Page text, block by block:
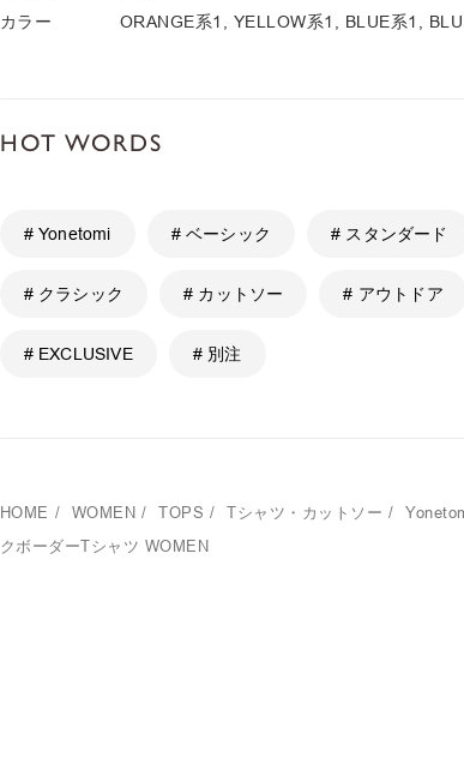
カラー
ORANGE系1, YELLOW系1, BLUE系1,
HOT WORDS
# Yonetomi # ベーシック # スタンダード
# クラシック # カットソー # アウトドア
# EXCLUSIVE # 別注
HOME / WOMEN / TOPS / Tシャツ・カットソー /
クボーダーTシャツ WOMEN